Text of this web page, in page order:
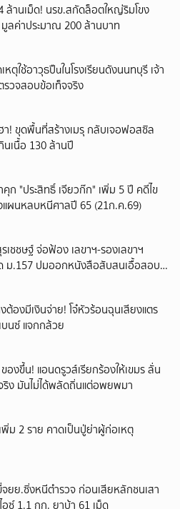
ล้านเม็ด! นรข.สกัดล็อตใหญ่ริมโขง
ลค่าประมาณ 200 ล้านบาท
หตุใช้อาวุธปืuในโรงเรียนดังนนทบุรี เจ้า
รวจสอบข้อเท็จจริง
! ขุดพื้นที่สร้างเมรุ กลับเจอฟอสซิล
นเนื้อ 130 ล้านปี
ก "ประสิทธิ์ เจียวก๊ก" เพิ่ม 5 ปี คดีไข
ผนหลบหนีศาลปี 65 (21ก.ค.69)
ชชษฐ์ จ่อฟ้อง เลขาฯ-รองเลขาฯ
ม.157 ปมออกหนังสือสับสนเอื้อสอบ
ต้องมีเงินจ่าย! โจ๋หัวร้อนฉุนเสียงแตร
บนซ์ แจกกล้วย
งขึ้น! แอนดรูวส์เรียกร้องให้เขมร ลั่น
ริง มันไม่ได้พลัดถิ่นแต่อพยพมา
ม 2 ราย คาดเป็นปู่ย่าผู้ก่อเหตุ
ยย.ซิ่งหนีตำรวจ ก่อนเสียหลักชนเสา
ซ์ 1.1 กก. ยาบ้า 61 เม็ด